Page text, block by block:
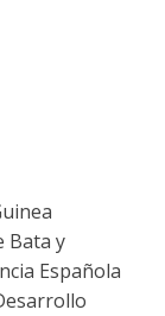
Bata y
Española